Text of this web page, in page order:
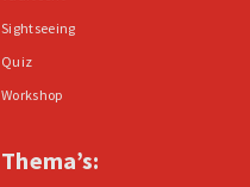
Sightseeing
Quiz
Workshop
Thema’s: